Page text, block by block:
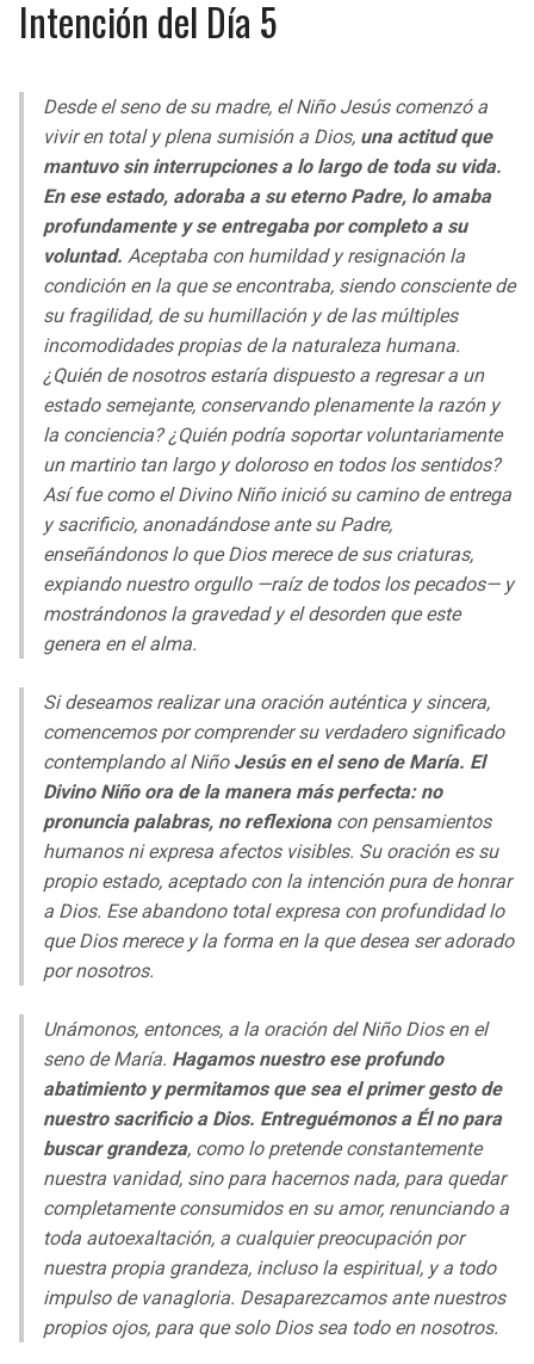
Intención del Día 5
Desde el seno de su madre, el Niño Jesús comenzó a
vivir en total y plena sumisión a Dios, una actitud que
mantuvo sin interrupciones a lo largo de toda su vida.
En ese estado, adoraba a su eterno Padre, lo amaba
profundamente y se entregaba por completo a su
voluntad. Aceptaba con humildad y resignación la
condición en la que se encontraba, siendo consciente de
su fragilidad, de su humillación y de las múltiples
incomodidades propias de la naturaleza humana.
¿Quién de nosotros estaría dispuesto a regresar a un
estado semejante, conservando plenamente la razón y
la conciencia? ¿Quién podría soportar voluntariamente
un martirio tan largo y doloroso en todos los sentidos?
Así fue como el Divino Niño inició su camino de entrega
y sacrificio, anonadándose ante su Padre,
enseñándonos lo que Dios merece de sus criaturas,
expiando nuestro orgullo —raíz de todos los pecados— y
mostrándonos la gravedad y el desorden que este
genera en el alma.
Si deseamos realizar una oración auténtica y sincera,
comencemos por comprender su verdadero significado
contemplando al NiñoJesús en el seno de María. El
Divino Niño ora de la manera más perfecta: no
pronuncia palabras, no reflexiona con pensamientos
humanos ni expresa afectos visibles. Su oración es su
propio estado, aceptado con la intención pura de honrar
a Dios. Ese abandono total expresa con profundidad lo
que Dios merece y la forma en la que desea ser adorado
por nosotros.
Unámonos, entonces, a la oración del Niño Dios en el
seno de María. Hagamos nuestro ese profundo
abatimiento y permitamos que sea el primer gesto de
nuestro sacrificio a Dios. Entreguémonos a Él no para
buscar grandeza, como lo pretende constantemente
nuestra vanidad, sino para hacernos nada, para quedar
completamente consumidos en su amor, renunciando a
toda autoexaltación, a cualquier preocupación por
nuestra propia grandeza, incluso la espiritual, y a todo
impulso de vanagloria. Desaparezcamos ante nuestros
propios ojos, para que solo Dios sea todo en nosotros.